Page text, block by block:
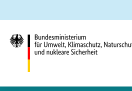
Hauptinhalt
springen
Suche
springen
Hauptnavigation
springen